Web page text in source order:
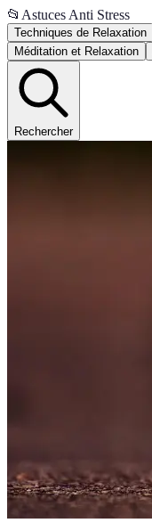
📂 Astuces Anti Stress
Techniques de Relaxation
Méditation et Relaxation
Rechercher